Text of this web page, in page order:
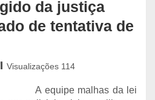
da justiça
de tentativa de
Visualizações 114
A equipe malhas da lei